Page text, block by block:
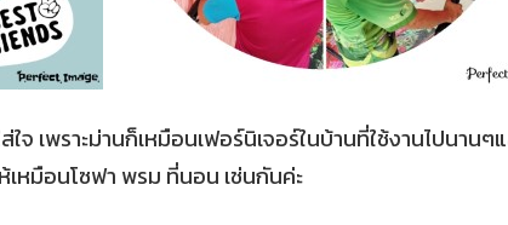
จ เพราะม่านก็เหมือนเฟอร์นิเจอร์ในบ้านที่ใช้งานไปนาน
หมือนโซฟา พรม ที่นอน เช่นกันค่ะ